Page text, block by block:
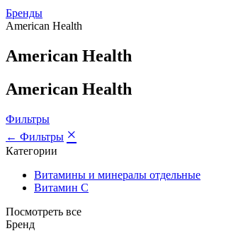
Бренды
American Health
American Health
American Health
Фильтры
← Фильтры ×
Категории
Витамины и минералы отдельные
Витамин C
Посмотреть все
Бренд